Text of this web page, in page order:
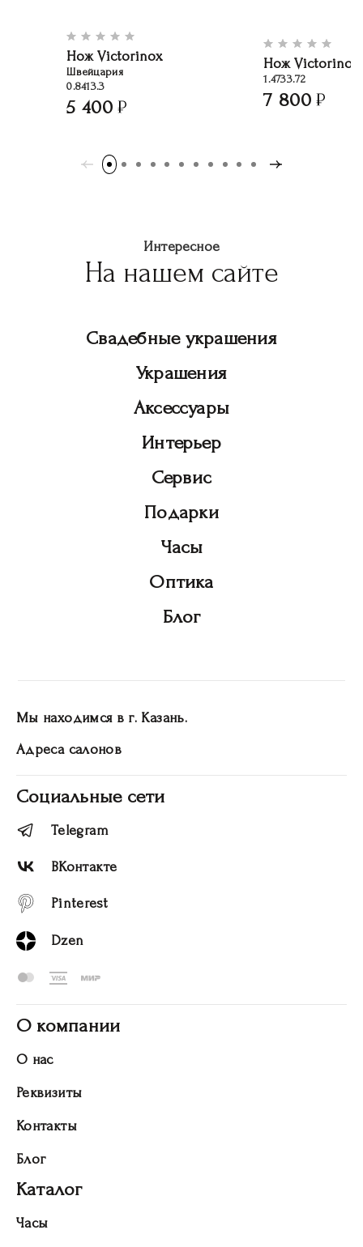
Нож Victorinox
Швейцария
0.8413.3
5 400
Нож Victorinox
1.4733.72
7 800
Интересное
На нашем сайте
Свадебные украшения
Украшения
Аксессуары
Интерьер
Сервис
Подарки
Часы
Оптика
Блог
Мы находимся в г. Казань.
Адреса салонов
Социальные сети
Telegram
ВКонтакте
Pinterest
Dzen
О компании
О нас
Реквизиты
Контакты
Блог
Каталог
Часы